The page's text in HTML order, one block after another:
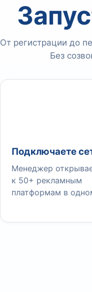
От регистрации до
Без
Подключаете
Менеджер
к 50+ рекламным
платформам в